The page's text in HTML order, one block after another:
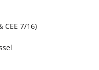
CEE 7/16)